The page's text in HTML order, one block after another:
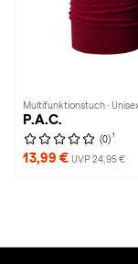
Multifunktionstuch ·
P.A.C.
(0) 1
13,99 € UVP 24,95 €